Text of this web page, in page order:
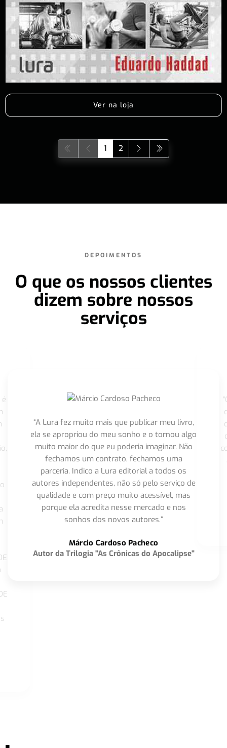
Ver na loja
1 2
DEPOIMENTOS
O que os nossos clientes
dizem sobre nossos
serviços
“A Lura fez muito mais que publicar meu livro,
ela se apropriou do meu sonho e o tornou algo
muito maior do que eu poderia imaginar. Não
fechamos um contrato, fechamos uma
parceria. Indico a Lura editorial a todos os
autores independentes, não só pelo serviço de
qualidade e com preço muito acessível, mas
porque ela acredita nesse mercado e nos
sonhos dos novos autores.”
Márcio Cardoso Pacheco
Autor da Trilogia "As Crônicas do Apocalipse"